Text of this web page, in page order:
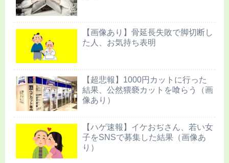
【画像あり】骨延長失敗で脚切断し
た人、お気持ち表明
【超悲報】1000円カットに行った
結果、公然猥褻カットを喰らう（画
像あり）
【ハゲ速報】イケおぢさん、若い女
子をSNSで募集した結果（画像あ
り）